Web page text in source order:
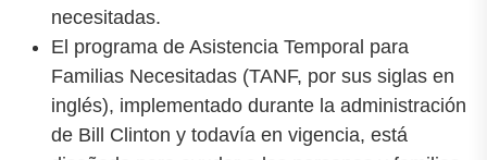
necesitadas.
El programa de Asistencia Temporal para
Familias Necesitadas (TANF, por sus siglas en
inglés), implementado durante la administración
de Bill Clinton y todavía en vigencia, está